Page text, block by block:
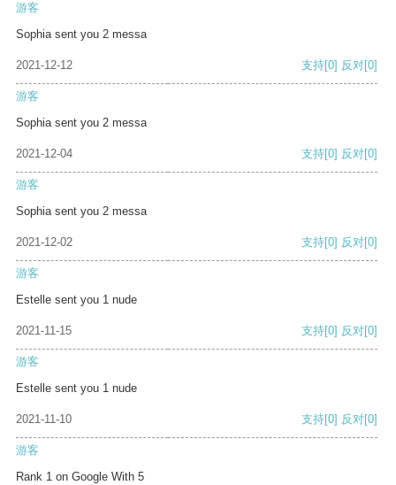
游客
Sophia sent you 2 messa
2021-12-12 支持[0] 反对[0]
游客
Sophia sent you 2 messa
2021-12-04 支持[0] 反对[0]
游客
Sophia sent you 2 messa
2021-12-02 支持[0] 反对[0]
游客
Estelle sent you 1 nude
2021-11-15 支持[0] 反对[0]
游客
Estelle sent you 1 nude
2021-11-10 支持[0] 反对[0]
游客
Rank 1 on Google With 5